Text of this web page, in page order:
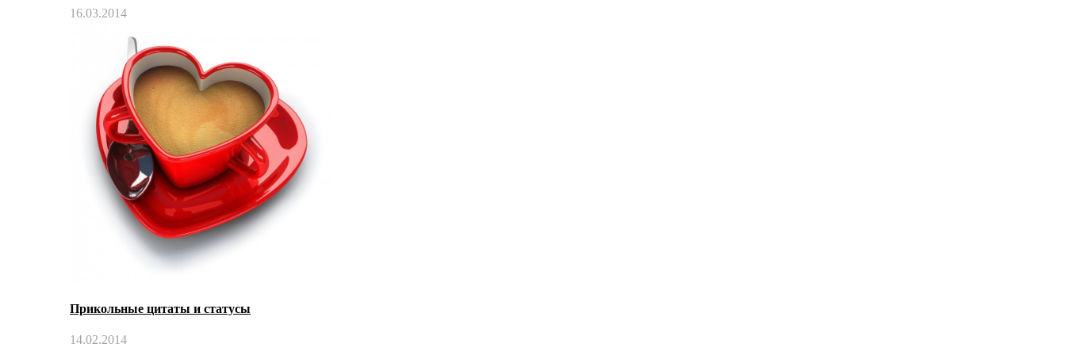
16.03.2014
Прикольные цитаты и статусы
14.02.2014